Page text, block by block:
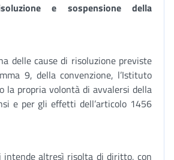
e sospensione della
delle cause di risoluzione previste
9, della convenzione, l’Istituto
la propria volontà di avvalersi della
e per gli effetti dell’articolo 1456
intende altresì risolta di diritto, con